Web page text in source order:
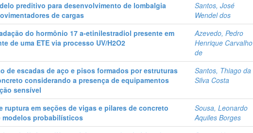
preditivo para desenvolvimento de lombalgia
de cargas
Santos, José
Wendel dos
do hormônio 17 a-etinilestradiol presente em
de uma ETE via processo UV/H2O2
Azevedo, Pedro
Henrique Carvalho
de
de escadas de aço e pisos formados por estruturas
considerando a presença de equipamentos
sensível
Santos, Thiago da
Silva Costa
ruptura em seções de vigas e pilares de concreto
modelos probabilísticos
Sousa, Leonardo
Aquiles Borges